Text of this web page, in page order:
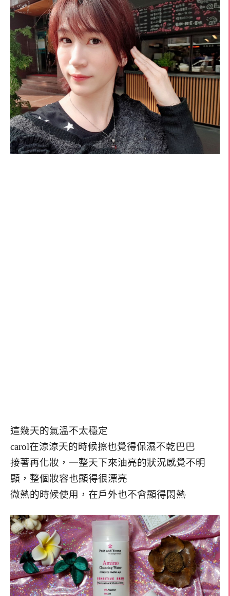
這幾天的氣溫不太穩定
carol在涼涼天的時候擦也覺得保濕不乾巴巴
接著再化妝，一整天下來油亮的狀況感覺不明
顯，整個妝容也顯得很漂亮
微熱的時候使用，在戶外也不會顯得悶熱